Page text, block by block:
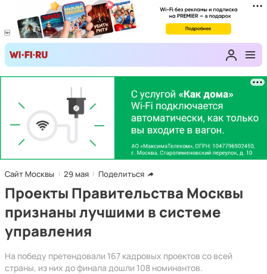
Сайт Москвы 29 мая Поделиться
Проекты Правительства Москвы
признаны лучшими в системе
управления
На победу претендовали 167 кадровых проектов со всей
страны, из них до финала дошли 108 номинантов.